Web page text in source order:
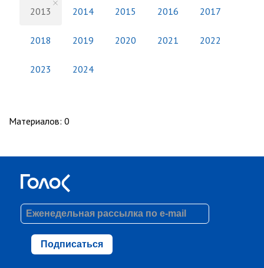
2013 2014 2015 2016 2017
2018 2019 2020 2021 2022
2023 2024
Материалов: 0
Подписаться